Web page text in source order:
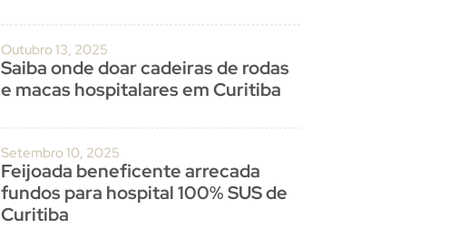
Outubro 13, 2025
Saiba onde doar cadeiras de rodas
e macas hospitalares em Curitiba
Setembro 10, 2025
Feijoada beneficente arrecada
fundos para hospital 100% SUS de
Curitiba